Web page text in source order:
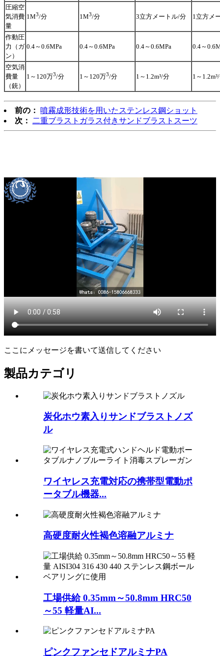
圧縮空
気消費
量
1M3/分 1M3/分 3立方メートル/分 1立方メ
作動圧
力（ガ
ン）
0.4～0.6MPa 0.4～0.6MPa 0.4～0.6MPa 0.4～
空気消
費量
（銃）
1～120万3/分 1～120万3/分 1～1.2m³/分 1～
前の：
噴霧成形技術を用いたステンレス鋼ショット
次：
二重ブラストガラス付きサンドブラストスーツ
ここにメッセージを書いて送信してください
製品カテゴリ
炭化ホウ素入りサンドブラストノズ
ル
ワイヤレス充電対応の携帯型電動ポ
ータブル機器...
高硬度耐火性褐色溶融アルミナ
工場供給 0.35mm～50.8mm HRC50
～55 軽量AI...
ピンクファンセドアルミナPA